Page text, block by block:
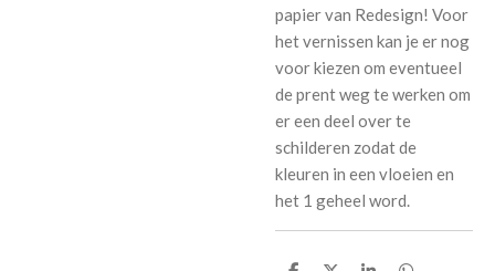
papier van Redesign! Voor
het vernissen kan je er nog
voor kiezen om eventueel
de prent weg te werken om
er een deel over te
schilderen zodat de
kleuren in een vloeien en
het 1 geheel word.